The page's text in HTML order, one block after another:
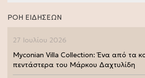
ΡΟΗ ΕΙΔΗΣΕΩΝ
27 Ιουλίου 2026
Myconian Villa Collection: Ένα από τα
πεντάστερα του Μάρκου Δαχτυλίδη